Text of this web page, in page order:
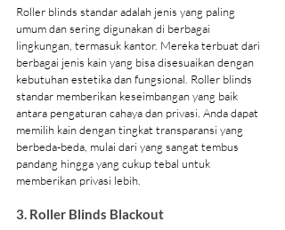
Roller blinds standar adalah jenis yang paling
umum dan sering digunakan di berbagai
lingkungan, termasuk kantor. Mereka terbuat dari
berbagai jenis kain yang bisa disesuaikan dengan
kebutuhan estetika dan fungsional. Roller blinds
standar memberikan keseimbangan yang baik
antara pengaturan cahaya dan privasi. Anda dapat
memilih kain dengan tingkat transparansi yang
berbeda-beda, mulai dari yang sangat tembus
pandang hingga yang cukup tebal untuk
memberikan privasi lebih.
3. Roller Blinds Blackout